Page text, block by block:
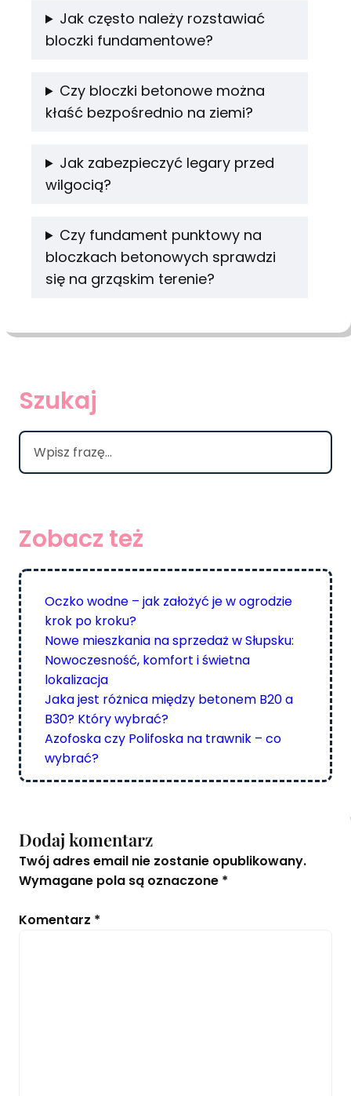
Jak często należy rozstawiać
bloczki fundamentowe?
Czy bloczki betonowe można
kłaść bezpośrednio na ziemi?
Jak zabezpieczyć legary przed
wilgocią?
Czy fundament punktowy na
bloczkach betonowych sprawdzi
się na grząskim terenie?
Szukaj
S
a
h
Zobacz też
Oczko wodne – jak założyć je w ogrodzie
krok po kroku?
Nowe mieszkania na sprzedaż w Słupsku:
Nowoczesność, komfort i świetna
lokalizacja
Jaka jest różnica między betonem B20 a
B30? Który wybrać?
Azofoska czy Polifoska na trawnik – co
wybrać?
Dodaj komentarz
Twój adres email nie zostanie opublikowany.
Wymagane pola są oznaczone *
Komentarz *